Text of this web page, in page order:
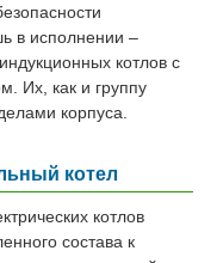
в исполнении –
котлов с
Их, как и группу
корпуса.
котел
котлов
состава к